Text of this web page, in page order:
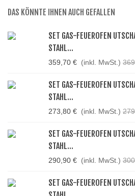
DAS KÖNNTE IHNEN AUCH GEFALLEN
SET GAS-FEUEROFEN
STAHL...
359,70 € (inkl. MwSt.)
SET GAS-FEUEROFEN
STAHL...
273,80 € (inkl. MwSt.)
SET GAS-FEUEROFEN
STAHL...
290,90 € (inkl. MwSt.)
SET GAS-FEUEROFEN